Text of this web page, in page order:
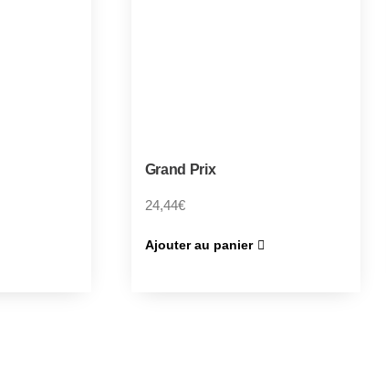
Grand Prix
24,44€
Ajouter au panier